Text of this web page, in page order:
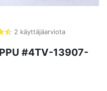
tähdet
2 käyttäjäarviota
#4TV-13907-